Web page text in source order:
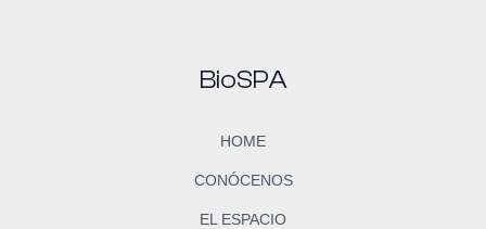
BioSPA
HOME
CONÓCENOS
EL ESPACIO